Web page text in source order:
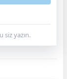
siz yazın.